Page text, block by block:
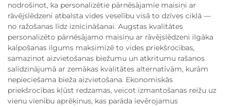
nodrošinot, ka personalizētie pārnēsājamie maisiņi ar
rāvējslēdzeni atbalsta vides veselību visā to dzīves ciklā —
no ražošanas līdz iznīcināšanai. Augstas kvalitātes
personalizēto pārnēsājamo maisiņu ar rāvējslēdzeni ilgāka
kalpošanas ilgums maksimizē to vides priekšrocības,
samazinot aizvietošanas biežumu un atkritumu rašanos
salīdzinājumā ar zemākas kvalitātes alternatīvām, kurām
nepieciešama bieža aizvietošana. Ekonomiskās
priekšrocības kļūst redzamas, veicot izmantošanas reižu uz
vienu vienību aprēķinus, kas parāda ievērojamus